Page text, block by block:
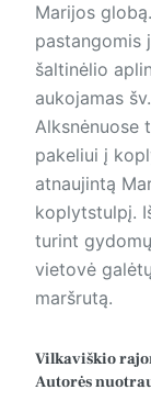
Marijos
pastangomis
šaltinėlio
aukojamas
Alksnėnuose
pakeliui į
atnaujintą
koplytstulpį.
turint
vietovė
maršrutą.
Vilkaviškio
Autorės